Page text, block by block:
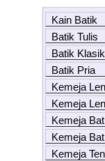
Kain Batik
Batik Tulis
Batik
Batik Pria
Kemeja
Kemeja
Kemeja
Kemeja
Kemeja